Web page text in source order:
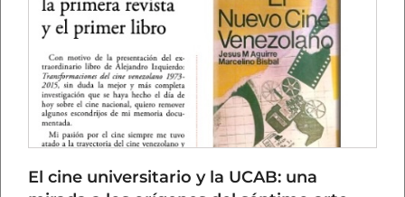
El cine universitario y la UCAB: una